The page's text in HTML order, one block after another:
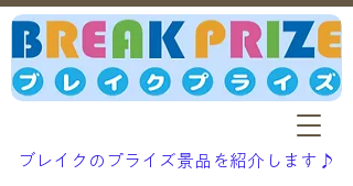
ブレイクのプライズ景品を紹介します♪